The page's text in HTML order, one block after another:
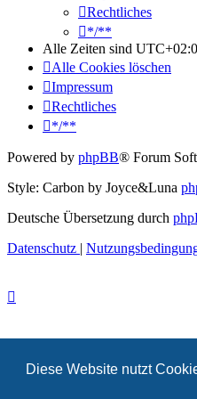
Diese Website nutzt
Rechtliches
*/**
Alle Zeiten sind
Alle Cookies löschen
Impressum
Rechtliches
*/**
Powered by phpBB® Forum
Style: Carbon by Joyce&Luna
Deutsche Übersetzung durch
Datenschutz |